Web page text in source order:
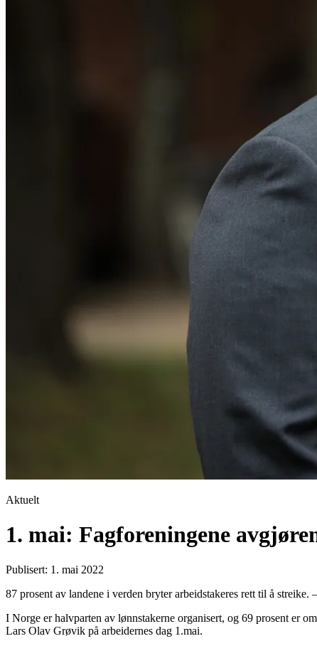
Aktuelt
1. mai: Fagforeningene
Publisert: 1. mai 2022
87 prosent av landene i verden bryter arbeidstakeres rett til å
I Norge er halvparten av lønnstakerne organisert, og 69 prosent er
Lars Olav Grøvik på arbeidernes dag 1.mai.